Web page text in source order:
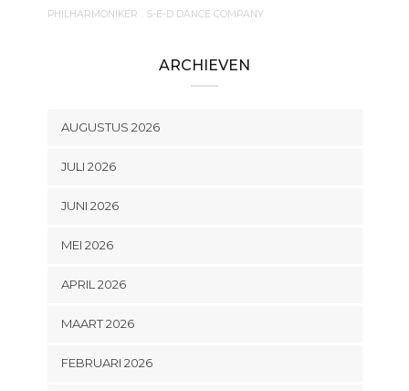
PHILHARMONIKER . S-E-D DANCE COMPANY
ARCHIEVEN
AUGUSTUS 2026
JULI 2026
JUNI 2026
MEI 2026
APRIL 2026
MAART 2026
FEBRUARI 2026